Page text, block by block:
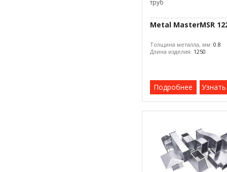
труб
Metal MasterMSR
Толщина металла, мм: 0.8
Длина изделия: 1250
Подробнее